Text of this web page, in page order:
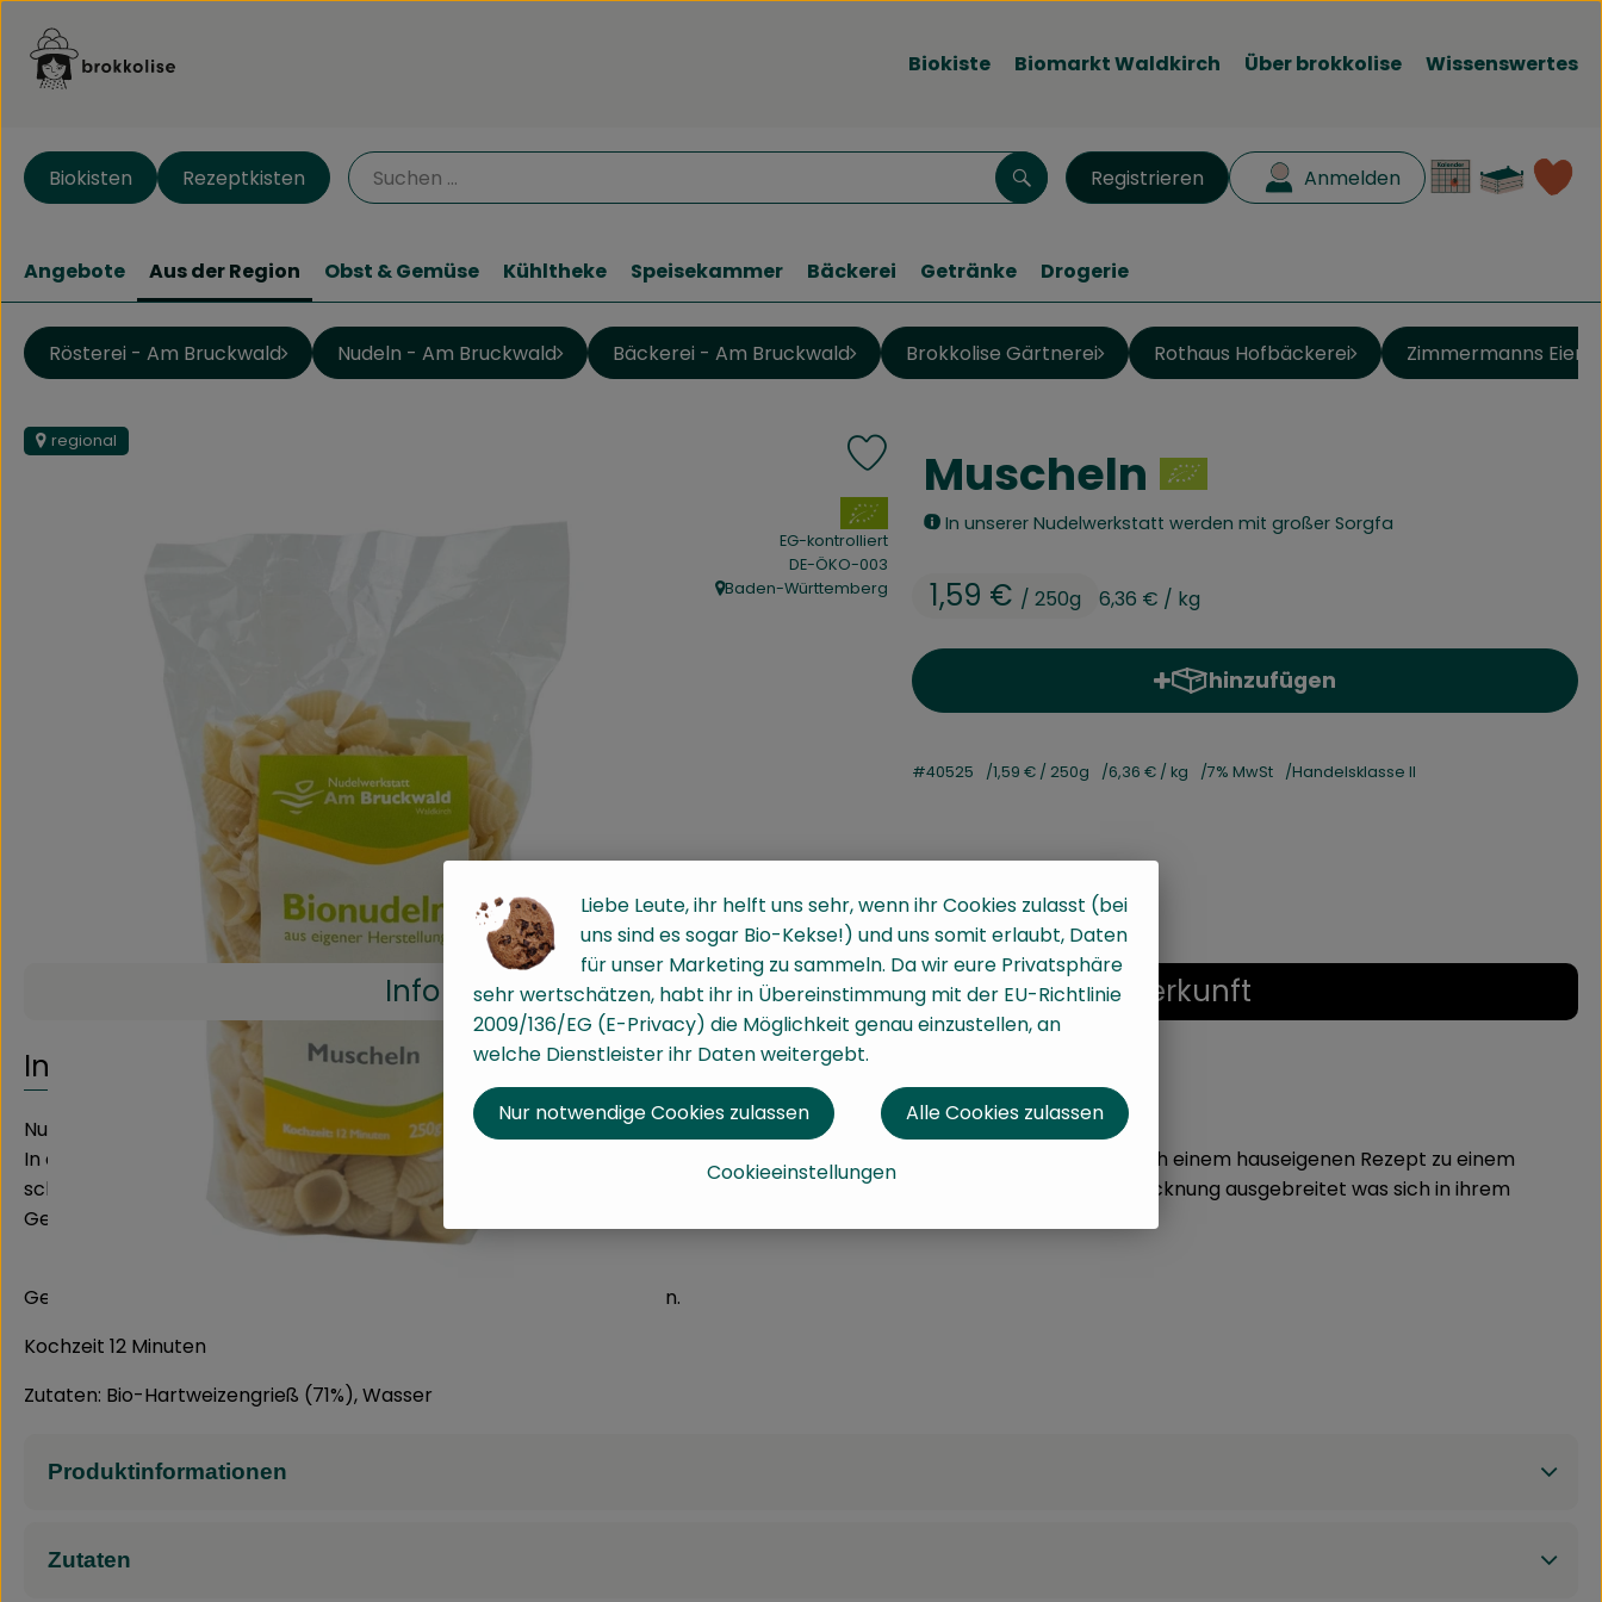
Biokiste Biomarkt Waldkirch Über brokkolise Wissenswertes
Registrieren Anmelden
Suchen
Biokisten Rezeptkisten
Angebote Aus der Region Obst & Gemüse Kühltheke Speisekammer Bäckerei Getränke Drogerie
Rösterei - Am Bruckwald Nudeln - Am Bruckwald Bäckerei - Am Bruckwald Brokkolise Gärtnerei Rothaus Hofbäckerei Zimmermanns Eier
Muscheln
In unserer Nudelwerkstatt werden mit großer Sorgfa
1,59 € / 250g 6,36 € / kg
regional
Produkt zu Favouriten hinzufügen
, Verband:
EG-kontrolliert
, Kontrollstelle:
DE-ÖKO-003
, Herkunft:
Baden-Württemberg
hinzufügen
Produkt zum Warenkorb hinzufügen
#40525 1,59 € / 250g 6,36 € / kg 7% MwSt Handelsklasse II
Info
Herkunft
Info
Nudeln vom Bruckwald
In der Nudelwerkstatt der Werkstatt für Menschen mit Behinderung Am Bruckwald werden ausgesuchte Bio-Zutaten nach einem hauseigenen Rezept zu einem
schmackhaften Produkt verarbeitet. Die verschiedenen Nudelspezialitäten werden in Handarbeit hergestellt und zur Trocknung ausgebreitet was sich in ihrem
Geschmack widerspiegelt.
Genießen Sie ein hochwertiges Bio- Produkt aus unseren Werkstätten.
Kochzeit 12 Minuten
Zutaten: Bio-Hartweizengrieß (71%), Wasser
Produktinformationen
Zutaten
Liebe Leute, ihr helft uns sehr, wenn ihr Cookies zulasst (bei
uns sind es sogar Bio-Kekse!) und uns somit erlaubt, Daten
für unser Marketing zu sammeln. Da wir eure Privatsphäre
sehr wertschätzen, habt ihr in Übereinstimmung mit der EU-Richtlinie
2009/136/EG (E-Privacy) die Möglichkeit genau einzustellen, an
welche Dienstleister ihr Daten weitergebt.
Cookieeinstellungen
Nur notwendige Cookies zulassen Alle Cookies zulassen